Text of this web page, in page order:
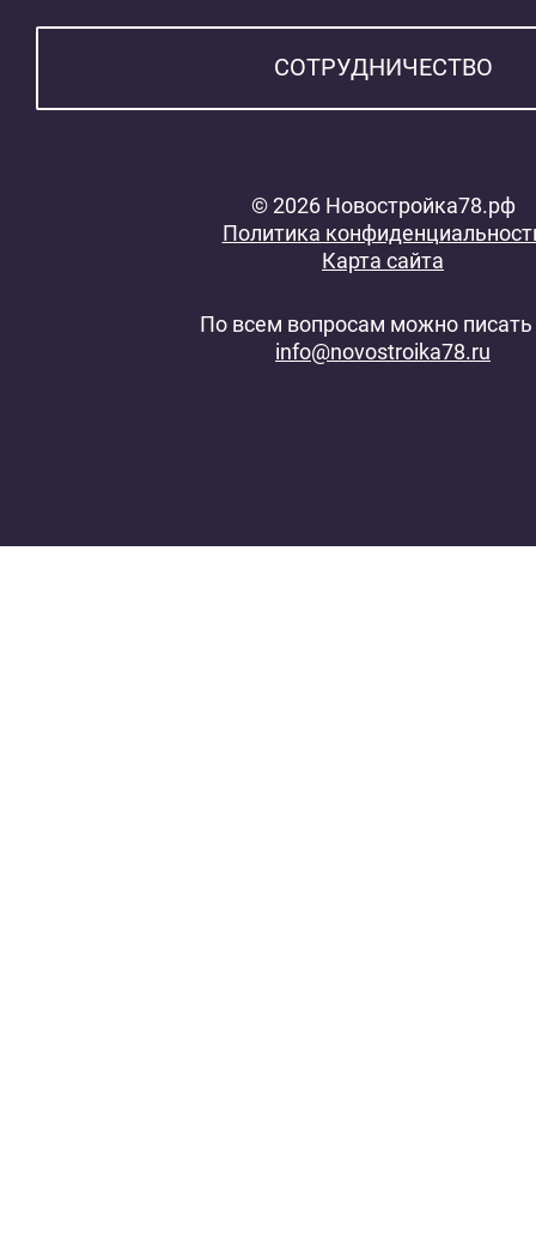
СОТРУДНИЧЕСТВО
© 2026 Новостройка78.рф
Политика
Карта сайта
По всем вопросам можно писать
info@novostroika78.ru